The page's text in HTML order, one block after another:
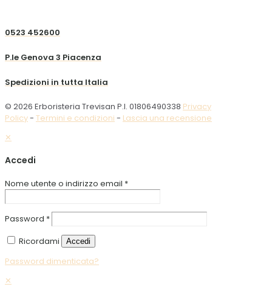
0523 452600
P.le Genova 3 Piacenza
Spedizioni in tutta Italia
© 2026 Erboristeria Trevisan P.I. 01806490338 Privacy
Policy- Termini e condizioni - Lascia una recensione
✕
Accedi
Nome utente o indirizzo email *
Password *
Ricordami
Accedi
Password dimenticata?
✕